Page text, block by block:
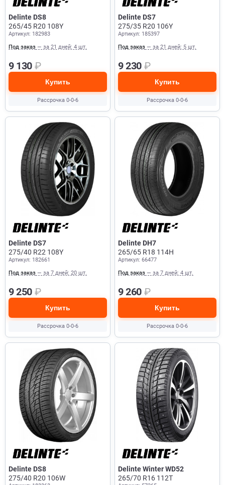
Delinte DS8
265/45 R20 108Y
Артикул: 182983
Под заказ — за 21 дней: 4 шт.
9 130 ₽
Купить
Рассрочка 0-0-6
Delinte DS7
275/35 R20 106Y
Артикул: 185397
Под заказ — за 21 дней: 5 шт.
9 230 ₽
Купить
Рассрочка 0-0-6
Delinte DS7
275/40 R22 108Y
Артикул: 182661
Под заказ — за 7 дней: 20 шт.
9 250 ₽
Купить
Рассрочка 0-0-6
Delinte DH7
265/65 R18 114H
Артикул: 66477
Под заказ — за 7 дней: 4 шт.
9 260 ₽
Купить
Рассрочка 0-0-6
Delinte DS8
275/40 R20 106W
Delinte Winter WD52
265/70 R16 112T